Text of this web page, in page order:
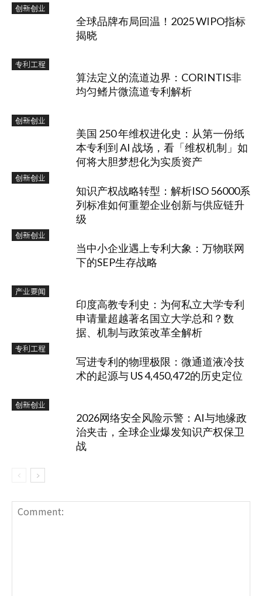
创新创业
全球品牌布局回温！2025 WIPO指标
揭晓
专利工程
算法定义的流道边界：CORINTIS非
均匀鳍片微流道专利解析
创新创业
美国 250 年维权进化史：从第一份纸
本专利到 AI 战场，看「维权机制」如
何将大胆梦想化为实质资产
创新创业
知识产权战略转型：解析ISO 56000系
列标准如何重塑企业创新与供应链升
级
创新创业
当中小企业遇上专利大象：万物联网
下的SEP生存战略
产业要闻
印度高教专利史：为何私立大学专利
申请量超越著名国立大学总和？数
据、机制与政策改革全解析
专利工程
写进专利的物理极限：微通道液冷技
术的起源与 US 4,450,472的历史定位
创新创业
2026网络安全风险示警：AI与地缘政
治夹击，全球企业爆发知识产权保卫
战